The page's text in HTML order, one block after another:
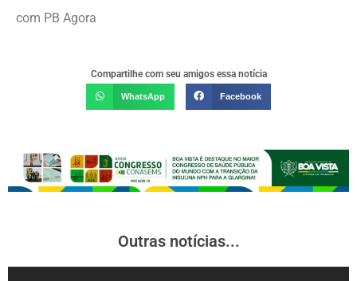
com PB Agora
Compartilhe com seu amigos essa notícia
WhatsApp Facebook
Outras notícias...